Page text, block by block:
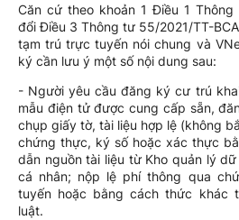
Căn cứ theo khoản 1 Điều 1
đổi Điều 3 Thông tư 55/2021/TT-
tạm trú trực tuyến nói chung và
ký cần lưu ý một số nội dung sau:
- Người yêu cầu đăng ký cư trú
mẫu điện tử được cung cấp sẵn,
chụp giấy tờ, tài liệu hợp lệ (không
chứng thực, ký số hoặc xác thực
dẫn nguồn tài liệu từ Kho quản lý
cá nhân; nộp lệ phí thông qua
tuyến hoặc bằng cách thức khác
luật.